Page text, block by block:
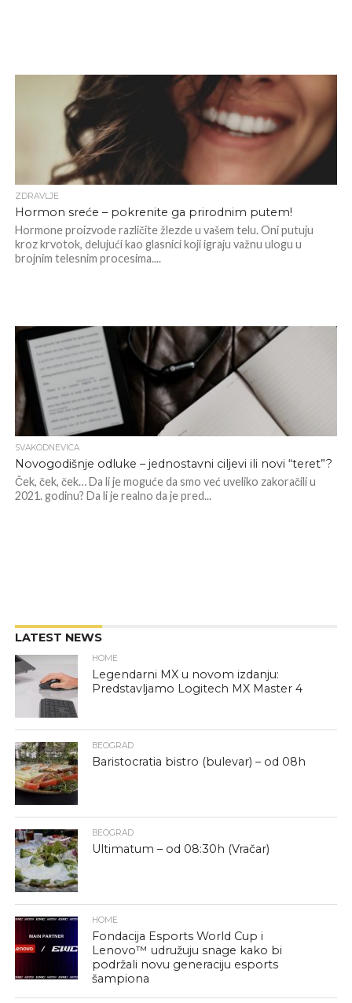
ZDRAVLJE
Hormon sreće – pokrenite ga prirodnim putem!
Hormone proizvode različite žlezde u vašem telu. Oni putuju
kroz krvotok, delujući kao glasnici koji igraju važnu ulogu u
brojnim telesnim procesima....
SVAKODNEVICA
Novogodišnje odluke – jednostavni ciljevi ili novi “teret”?
Ček, ček, ček… Da li je moguće da smo već uveliko zakoračili u
2021. godinu? Da li je realno da je pred...
LATEST NEWS
HOME
Legendarni MX u novom izdanju:
Predstavljamo Logitech MX Master 4
BEOGRAD
Baristocratia bistro (bulevar) – od 08h
BEOGRAD
Ultimatum – od 08:30h (Vračar)
HOME
Fondacija Esports World Cup i
Lenovo™ udružuju snage kako bi
podržali novu generaciju esports
šampiona